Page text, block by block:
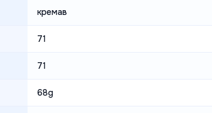
кремав
71
71
68g